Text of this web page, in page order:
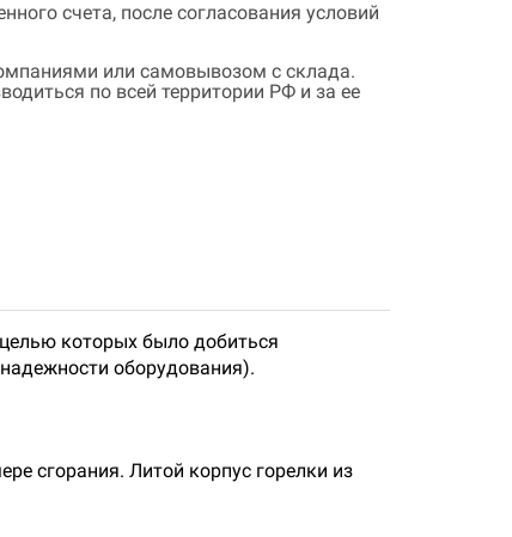
счета, после согласования условий
или самовывозом с склада.
по всей территории РФ и за ее
целью которых было добиться
оборудования).
сгорания. Литой корпус горелки из